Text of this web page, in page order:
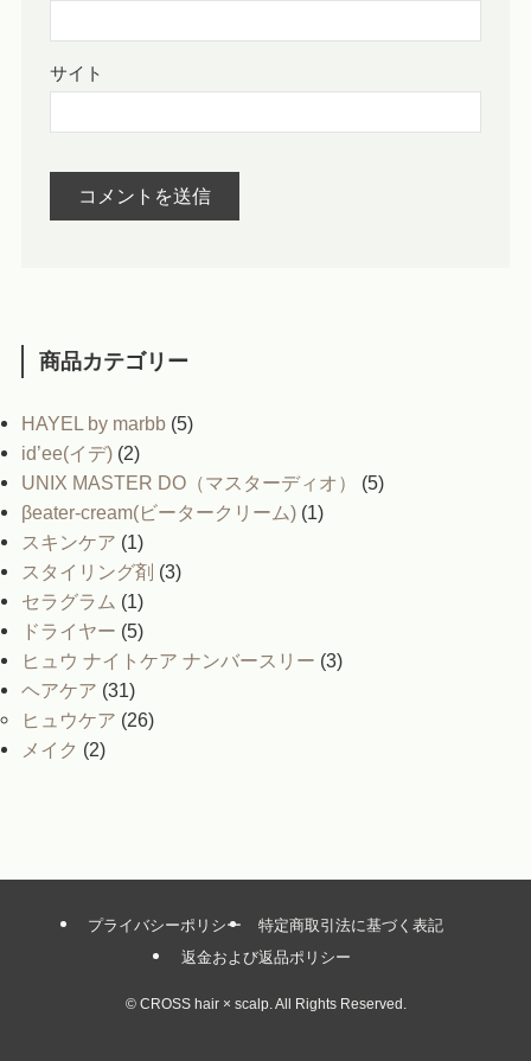
サイト
商品カテゴリー
HAYEL by marbb (5)
id’ee(イデ) (2)
UNIX MASTER DO（マスターディオ）
(5)
βeater-cream(ビータークリーム) (1)
スキンケア (1)
スタイリング剤 (3)
セラグラム (1)
ドライヤー (5)
ヒュウ ナイトケア ナンバースリー (3)
ヘアケア (31)
ヒュウケア (26)
メイク (2)
プライバシーポリシー
特定商取引法に基づく表記
返金および返品ポリシー
©CROSS hair × scalp. All Rights Reserved.